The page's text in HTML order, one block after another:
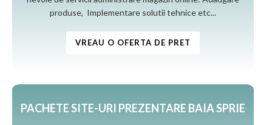
produse, Implementare solutii tehnice etc...
VREAU O OFERTA DE PRET
PACHETE SITE-URI PREZENTARE BAIA SPRIE